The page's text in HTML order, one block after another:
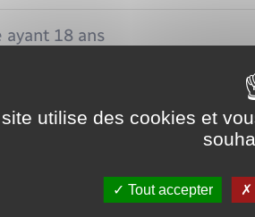
ayant 18 ans
de la nationalité française
suspension du droit de vote
utilise des cookies et
Tout accepter